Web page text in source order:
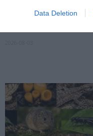
Data Deletion
FEDŐ, ÉS MI TÖRTÉNIK